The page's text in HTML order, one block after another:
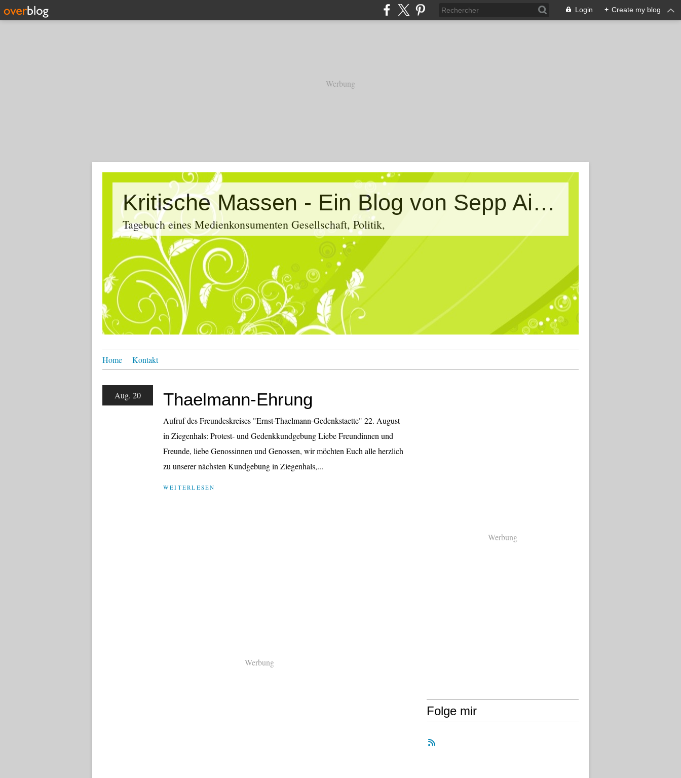
Login + Create my blog
Werbung
Kritische Massen - Ein Blog von Sepp Aigner
Tagebuch eines Medienkonsumenten Gesellschaft, Politik,
Home Kontakt
Aug. 20 Thaelmann-Ehrung
Aufruf des Freundeskreises "Ernst-Thaelmann-Gedenkstaette" 22. August
in Ziegenhals: Protest- und Gedenkkundgebung Liebe Freundinnen und
Freunde, liebe Genossinnen und Genossen, wir möchten Euch alle herzlich
zu unserer nächsten Kundgebung in Ziegenhals,...
WEITERLESEN
Werbung
Werbung
Folge mir